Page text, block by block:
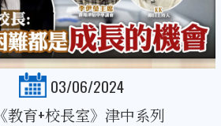
03/06/2024
《教育+校長室》津中系列